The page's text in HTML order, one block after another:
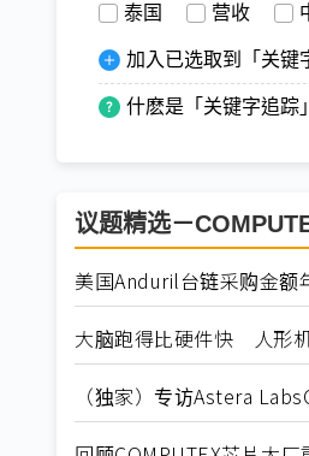
泰国 营收
加入已选取到「关键
什麽是「关键字追踪」
议题精选－
美国Anduril台链采购金
大脑跑得比硬件快 人形机
（独家）专访Astera